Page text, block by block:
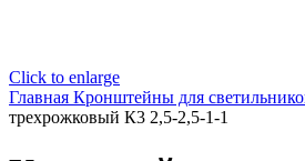
Click to enlarge
Главная Кронштейны для
трехрожковый К3 2,5-2,5-1-1